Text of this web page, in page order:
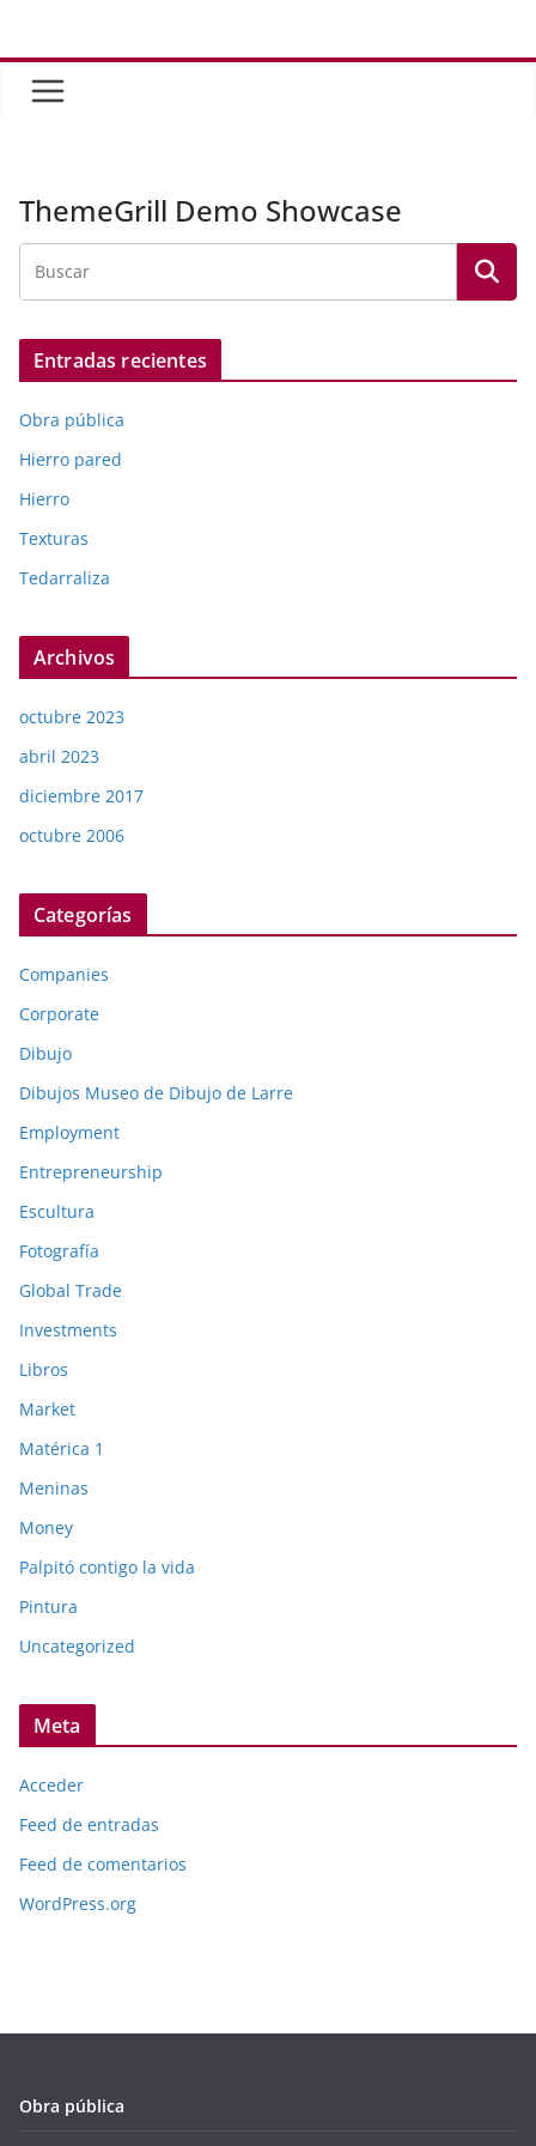
contenido
ThemeGrill Demo Showcase
Entradas recientes
Obra pública
Hierro pared
Hierro
Texturas
Tedarraliza
Archivos
octubre 2023
abril 2023
diciembre 2017
octubre 2006
Categorías
Companies
Corporate
Dibujo
Dibujos Museo de Dibujo de Larre
Employment
Entrepreneurship
Escultura
Fotografía
Global Trade
Investments
Libros
Market
Matérica 1
Meninas
Money
Palpitó contigo la vida
Pintura
Uncategorized
Meta
Acceder
Feed de entradas
Feed de comentarios
WordPress.org
Obra pública